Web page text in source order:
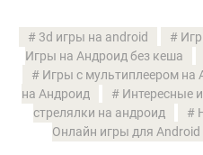
3d игры на android
Игры на Андроид без кеша
Игры с мультиплеером на
на Андроид
Интересные
стрелялки на андроид
Онлайн игры для Android